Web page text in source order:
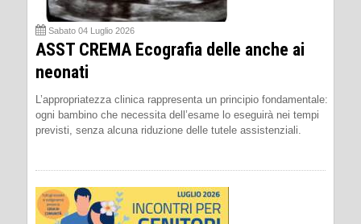
Sabato 04 Luglio 2026
ASST CREMA Ecografia delle anche ai
neonati
L’appropriatezza clinica rappresenta un principio fondamentale:
ogni bambino che necessita dell’esame lo eseguirà nei tempi
previsti, senza alcuna riduzione delle tutele assistenziali.